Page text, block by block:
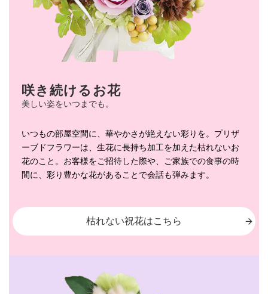
咲き続けるお花
美しい姿をいつまでも。
いつもの部屋空間に、華やかさが絶えない彩りを。プリザ
ーブドフラワーは、生花に長持ち加工を加えた枯れないお
花のこと。お客様をご招待した際や、ご家族での食事の時
間に、彩り豊かな花があることで会話も弾みます。
枯れない祝花はこちら